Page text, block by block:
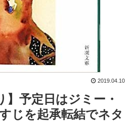
2019.04.10
】予定日はジミー・
じを起承転結でネタ